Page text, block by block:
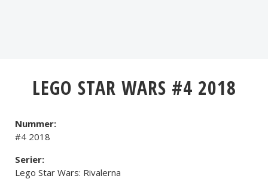
LEGO STAR WARS #4 2018
Nummer:
#4 2018
Serier:
Lego Star Wars: Rivalerna